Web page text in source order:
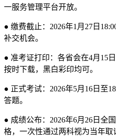
一服务管理平台开放。
● 缴费截止：2026年1月27日
补交机会。
● 准考证打印：各省会在4月15
按时下载，黑白彩印均可。
● 正式考试：2026年5月16日至
答题。
● 成绩公布：2026年6月26日全
格，一次性通过两科视为当年取